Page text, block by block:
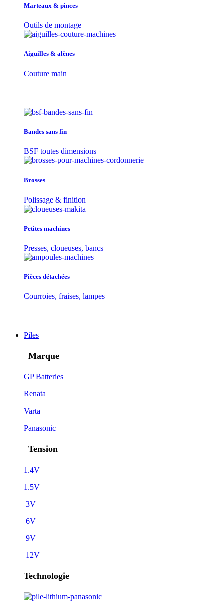
Marteaux & pinces
Outils de montage
Aiguilles & alènes
Couture main
Bandes sans fin
BSF toutes dimensions
Brosses
Polissage & finition
Petites machines
Presses, cloueuses, bancs
Pièces détachées
Courroies, fraises, lampes
Piles
Marque
GP Batteries
Renata
Varta
Panasonic
Tension
1.4V
1.5V
3V
6V
9V
12V
Technologie